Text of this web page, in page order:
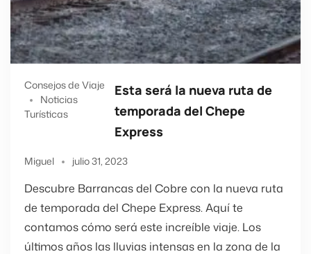
Consejos de Viaje
Noticias
Turísticas
Esta será la nueva ruta de
temporada del Chepe
Express
Miguel julio 31, 2023
Descubre Barrancas del Cobre con la nueva ruta
de temporada del Chepe Express. Aquí te
contamos cómo será este increíble viaje. Los
últimos años las lluvias intensas en la zona de la